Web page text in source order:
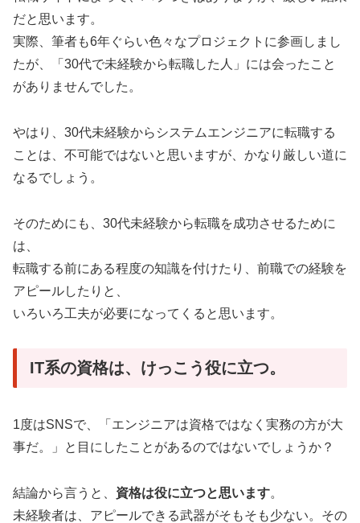
だと思います。
実際、筆者も6年ぐらい色々なプロジェクトに参画しまし
たが、「30代で未経験から転職した人」には会ったこと
がありませんでした。
やはり、30代未経験からシステムエンジニアに転職する
ことは、不可能ではないと思いますが、かなり厳しい道に
なるでしょう。
そのためにも、30代未経験から転職を成功させるために
は、
転職する前にある程度の知識を付けたり、前職での経験を
アピールしたりと、
いろいろ工夫が必要になってくると思います。
IT系の資格は、けっこう役に立つ。
1度はSNSで、「エンジニアは資格ではなく実務の方が大
事だ。」と目にしたことがあるのではないでしょうか？
結論から言うと、 資格は役に立つと思います。
未経験者は、アピールできる武器がそもそも少ない。その